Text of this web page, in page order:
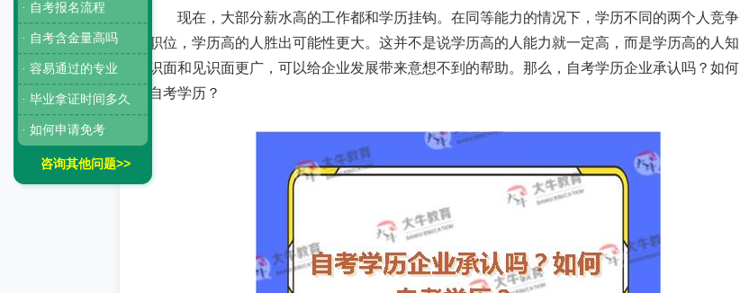
现在，大部分薪水高的工作都和学历挂钩。在同等能力的情况下，学历不同的两个人竞争
职位，学历高的人胜出可能性更大。这并不是说学历高的人能力就一定高，而是学历高的人知
识面和见识面更广，可以给企业发展带来意想不到的帮助。那么，自考学历企业承认吗？如何
自考学历？
· 自考报名流程
· 自考含金量高吗
· 容易通过的专业
· 毕业拿证时间多久
· 如何申请免考
咨询其他问题>>